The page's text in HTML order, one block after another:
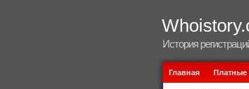
История
Главная Платные